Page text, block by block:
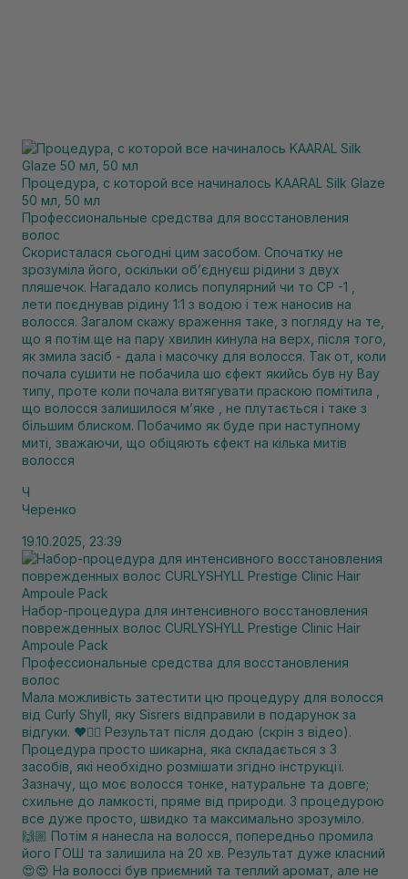
Процедура, с которой все начиналось KAARAL Silk Glaze
50 мл, 50 мл
Профессиональные средства для восстановления
волос
Скористалася сьогодні цим засобом. Спочатку не
зрозуміла його, оскільки обʼєднуєш рідини з двух
пляшечок. Нагадало колись популярний чи то СР -1 ,
лети поєднував рідину 1:1 з водою і теж наносив на
волосся. Загалом скажу враження таке, з погляду на те,
що я потім ще на пару хвилин кинула на верх, після того,
як змила засіб - дала і масочку для волосся. Так от, коли
почала сушити не побачила шо єфект якийсь був ну Вау
типу, проте коли почала витягувати праскою помітила ,
що волосся залишилося мʼяке , не плутається і таке з
більшим блиском. Побачимо як буде при наступному
миті, зважаючи, що обіцяють єфект на кілька митів
волосся
Ч
Черенко
19.10.2025, 23:39
Набор-процедура для интенсивного восстановления
поврежденных волос CURLYSHYLL Prestige Clinic Hair
Ampoule Pack
Профессиональные средства для восстановления
волос
Мала можливість затестити цю процедуру для волосся
від Curly Shyll, яку Sisrers відправили в подарунок за
відгуки. ❤️❤️‍🔥 Результат після додаю (скрін з відео).
Процедура просто шикарна, яка складається з 3
засобів, які необхідно розмішати згідно інструкції.
Зазначу, що моє волосся тонке, натуральне та довге;
схильне до ламкості, пряме від природи. З процедурою
все дуже просто, швидко та максимально зрозуміло.
🙌🏼 Потім я нанесла на волосся, попередньо промила
його ГОШ та залишила на 20 хв. Результат дуже класний
😍😍 На волоссі був приємний та теплий аромат, але не